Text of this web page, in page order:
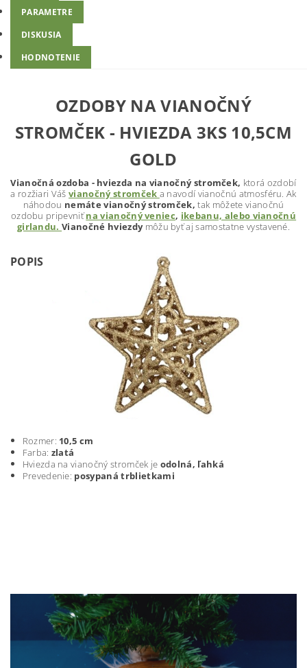
PARAMETRE
DISKUSIA
HODNOTENIE
OZDOBY NA VIANOČNÝ
STROMČEK - HVIEZDA 3KS 10,5CM
GOLD
Vianočná ozdoba - hviezda na vianočný stromček, ktorá ozdobí
a rozžiari Vášvianočný stromček a navodí vianočnú atmosféru. Ak
náhodou nemáte vianočný stromček, tak môžete vianočnú
ozdobu pripevniť na vianočný veniec, ikebanu, alebo vianočnú
girlandu.Vianočné hviezdy môžu byť aj samostatne vystavené.
POPIS
Rozmer: 10,5 cm
Farba: zlatá
Hviezda na vianočný stromček je odolná, ľahká
Prevedenie: posypaná trblietkami